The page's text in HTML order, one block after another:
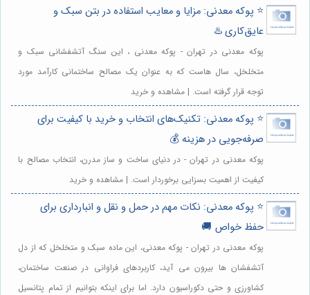
⭐️ پوکه معدنی: مزایا و معایب استفاده در بتن سبک و
عایق‌کاری ♨️
پوکه معدنی در تهران - پوکه معدنی ، این سنگ آتشفشانی سبک و
متخلخل، سال هاست که به عنوان یک مصالح ساختمانی کارآمد مورد
توجه قرار گرفته است. | مشاهده و خرید
⭐️ پوکه معدنی: تکنیک‌های انتخاب و خرید با کیفیت برای
صرفه‌جویی در هزینه 💰
پوکه معدنی در تهران - در دنیای ساخت و ساز مدرن، انتخاب مصالح با
کیفیت از اهمیت بسزایی برخوردار است. | مشاهده و خرید
⭐️ پوکه معدنی: نکات مهم در حمل و نقل و انبارداری برای
حفظ خواص 🚚
پوکه معدنی در تهران - پوکه معدنی، این ماده سبک و متخلخل که از دل
آتشفشان ها بیرون می آید، کاربردهای فراوانی در صنعت ساختمان،
کشاورزی و حتی دکوراسیون دارد. اما برای اینکه بتوانیم از تمام پتانسیل